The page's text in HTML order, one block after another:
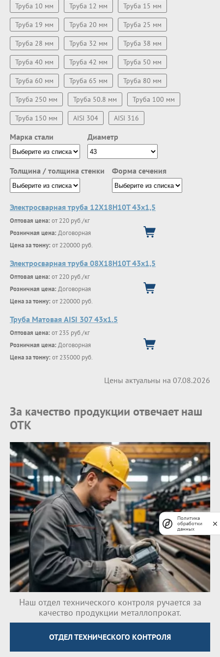
Труба 10 мм Труба 12 мм Труба 15 мм
Труба 19 мм Труба 20 мм Труба 25 мм
Труба 28 мм Труба 32 мм Труба 38 мм
Труба 40 мм Труба 42 мм Труба 50 мм
Труба 60 мм Труба 65 мм Труба 80 мм
Труба 250 мм Труба 50.8 мм Труба 100 мм
Труба 150 мм AISI 304 AISI 316
Марка стали Диаметр
Толщина / толщина стенки Форма сечения
Электросварная труба 12Х18Н10Т 43х1,5
Оптовая цена: от 220 руб./кг
Розничная цена: Договорная
Цена за тонну: от 220000 руб.
Электросварная труба 08Х18Н10Т 43х1,5
Оптовая цена: от 220 руб./кг
Розничная цена: Договорная
Цена за тонну: от 220000 руб.
Труба Матовая AISI 307 43х1.5
Оптовая цена: от 235 руб./кг
Розничная цена: Договорная
Цена за тонну: от 235000 руб.
Цены актуальны на 07.08.2026
За качество продукции отвечает наш
ОТК
Наш отдел технического контроля ручается за
качество продукции металлопрокат.
ОТДЕЛ ТЕХНИЧЕСКОГО КОНТРОЛЯ
Политика
обработки
данных